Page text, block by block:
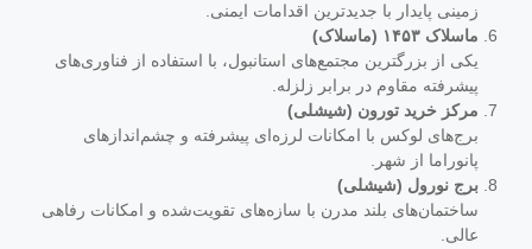
زمینی پایدار با جدیدترین اقدامات ایمنی.
ماسلاک ۱۴۵۳ (ماسلاک)
یکی از بزرگترین مجتمع‌های استانبول، با استفاده از فناوری‌های
پیشرفته مقاوم در برابر زلزله.
مرکز خرید تورون (شیشلی)
برج‌های لوکس با امکانات لرزه‌ای پیشرفته و چشم‌اندازهای
پانوراما از شهر.
برج نورول (شیشلی)
ساختمان‌های بلند مدرن با سازه‌های تقویت‌شده و امکانات رفاهی
عالی.